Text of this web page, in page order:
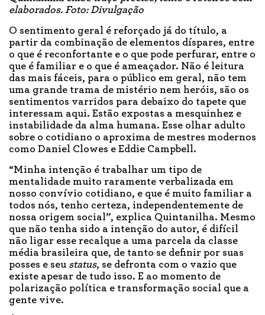
elaborados. Foto: Divulgação
O sentimento geral é reforçado já do título, a
partir da combinação de elementos díspares, entre
o que é reconfortante e o que pode perfurar, entre o
que é familiar e o que é ameaçador. Não é leitura
das mais fáceis, para o público em geral, não tem
uma grande trama de mistério nem heróis, são os
sentimentos varridos para debaixo do tapete que
interessam aqui. Estão expostas a mesquinhez e
instabilidade da alma humana. Esse olhar adulto
sobre o cotidiano o aproxima de mestres modernos
como Daniel Clowes e Eddie Campbell.
“Minha intenção é trabalhar um tipo de
mentalidade muito raramente verbalizada em
nosso convívio cotidiano, e que é muito familiar a
todos nós, tenho certeza, independentemente de
nossa origem social”, explica Quintanilha. Mesmo
que não tenha sido a intenção do autor, é difícil
não ligar esse recalque a uma parcela da classe
média brasileira que, de tanto se definir por suas
posses e seu status, se defronta com o vazio que
existe apesar de tudo isso. E ao momento de
polarização política e transformação social que a
gente vive.